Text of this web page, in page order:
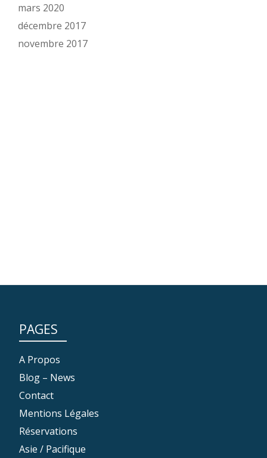
mars 2020
décembre 2017
novembre 2017
PAGES
A Propos
Blog – News
Contact
Mentions Légales
Réservations
Asie / Pacifique